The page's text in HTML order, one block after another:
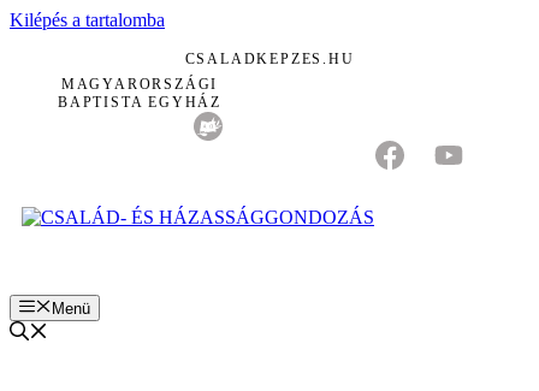
Kilépés a tartalomba
CSALADKEPZES.HU
MAGYARORSZÁGI
BAPTISTA EGYHÁZ
Menü